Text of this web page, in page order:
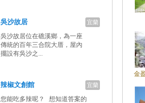
金
宜蘭
吳沙故居
吳沙故居位在礁溪鄉，為一座
傳統的百年三合院大厝，屋內
擺設有吳沙之...
宜蘭
辣椒文創館
您能吃多辣呢？ 想知道答案的